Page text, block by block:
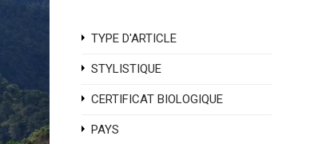
TYPE D'ARTICLE
STYLISTIQUE
CERTIFICAT BIOLOGIQUE
PAYS